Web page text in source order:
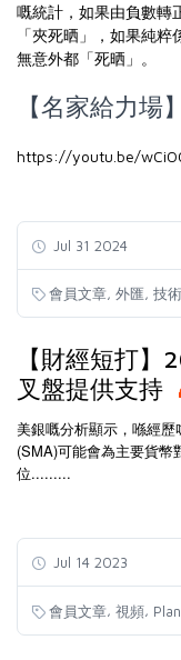
嘅統計，如果由負數轉
「夾死晒」，如果純
無意外都「死晒」。
【名家給力場
https://youtu.be/
Jul 31 2024
會員文章 外匯 技
【財經短打
叉盤提供支持
美銀嘅分析顯示，喺經
(SMA)可能會為主要貨幣
位.........
Jul 14 2023
會員文章, 視頻,